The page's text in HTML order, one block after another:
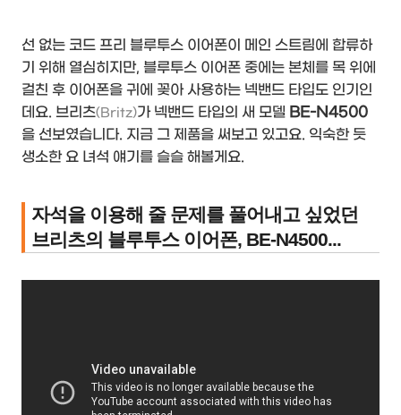
선 없는 코드 프리 블루투스 이어폰이 메인 스트림에 합류하
기 위해 열심히지만, 블루투스 이어폰 중에는 본체를 목 위에
걸친 후 이어폰을 귀에 꽂아 사용하는 넥밴드 타입도 인기인
데요. 브리츠(Britz)가 넥밴드 타입의 새 모델 BE-N4500
을 선보였습니다. 지금 그 제품을 써보고 있고요. 익숙한 듯
생소한 요 녀석 얘기를 슬슬 해볼게요.
자석을 이용해 줄 문제를 풀어내고 싶었던
브리츠의 블루투스 이어폰, BE-N4500...